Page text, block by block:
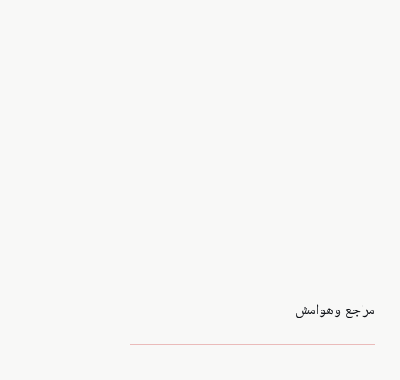
مراجع وهوامش